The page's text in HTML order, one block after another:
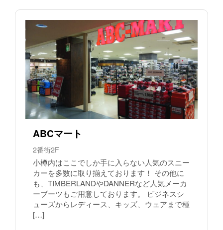
ABCマート
2番街2F
小樽内はここでしか手に入らない人気のスニー
カーを多数に取り揃えております！ その他に
も、TIMBERLANDやDANNERなど人気メーカ
ーブーツもご用意しております。 ビジネスシ
ューズからレディース、キッズ、ウェアまで種
[…]